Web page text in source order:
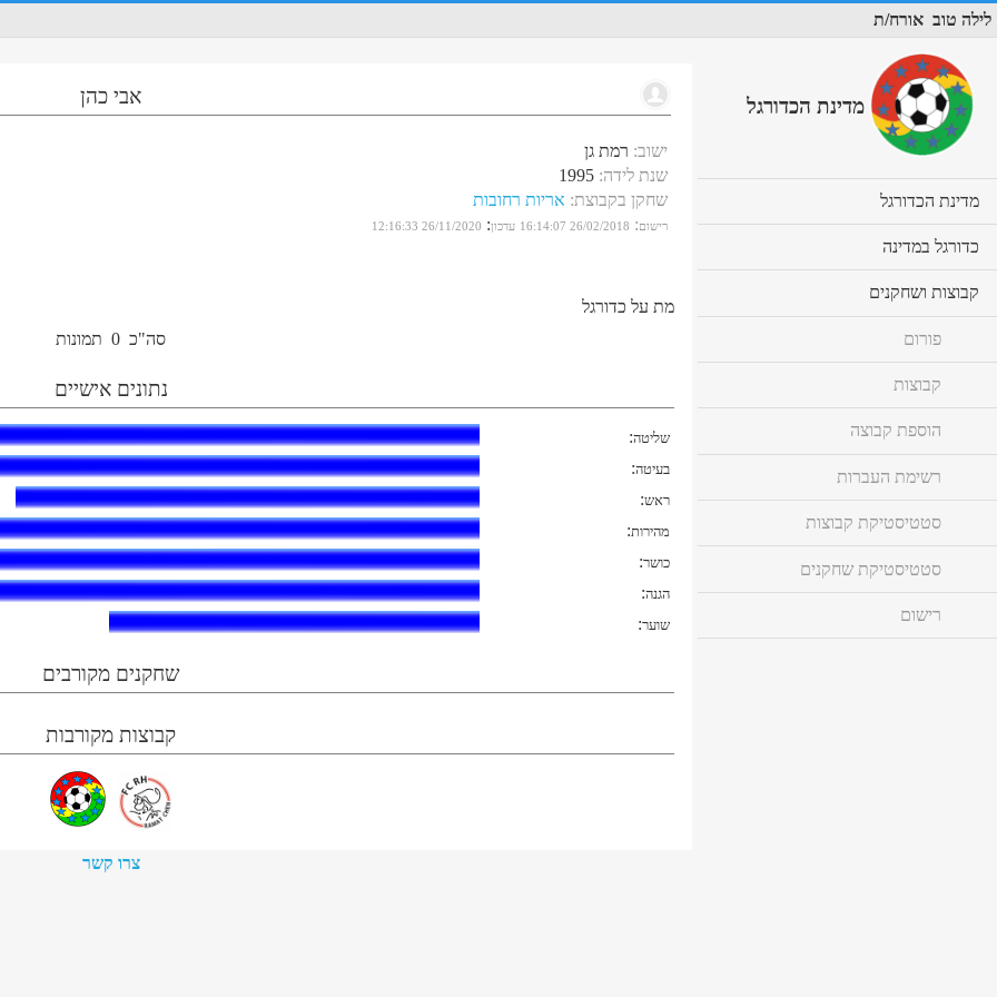
לילה טוב אורח/ת
אבי כהן
ישוב: רמת גן
שנת לידה:
1995
שחקן בקבוצת: אריות רחובות
רישום:
26/02/2018 16:14:07 עדכון:
26/11/2020 12:16:33
מת על כדורגל
סה"כ 0 תמונות
נתונים אישיים
שליטה:
בעיטה:
ראש:
מהירות:
כושר:
הגנה:
שוער:
שחקנים מקורבים
קבוצות מקורבות
צרו קשר
מדינת הכדורגל
מדינת הכדורגל
to
כדורגל במדינה
to
קבוצות ושחקנים
to
פורום
קבוצות
הוספת קבוצה
רשימת העברות
סטטיסטיקת קבוצות
סטטיסטיקת שחקנים
רישום